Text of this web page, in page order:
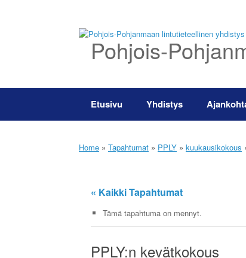
Pohjois-
Etusivu Yhdistys
Home » Tapahtumat » PPLY » kuukausikokous
« Kaikki Tapahtumat
Tämä tapahtuma on mennyt.
PPLY:n kevätkokous